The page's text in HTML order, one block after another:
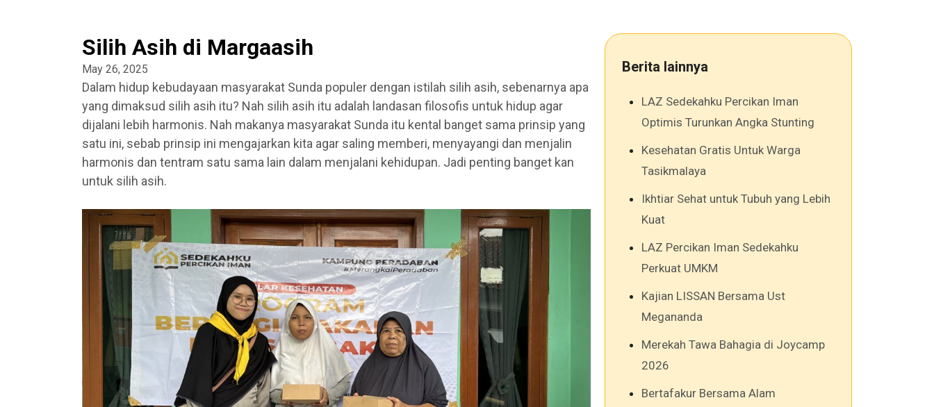
Silih Asih di Margaasih
May 26, 2025
Dalam hidup kebudayaan masyarakat Sunda populer dengan istilah silih asih, sebenarnya apa
yang dimaksud silih asih itu? Nah silih asih itu adalah landasan filosofis untuk hidup agar
dijalani lebih harmonis. Nah makanya masyarakat Sunda itu kental banget sama prinsip yang
satu ini, sebab prinsip ini mengajarkan kita agar saling memberi, menyayangi dan menjalin
harmonis dan tentram satu sama lain dalam menjalani kehidupan. Jadi penting banget kan
untuk silih asih.
Berita lainnya
LAZ Sedekahku Percikan Iman
Optimis Turunkan Angka Stunting
Kesehatan Gratis Untuk Warga
Tasikmalaya
Ikhtiar Sehat untuk Tubuh yang Lebih
Kuat
LAZ Percikan Iman Sedekahku
Perkuat UMKM
Kajian LISSAN Bersama Ust
Megananda
Merekah Tawa Bahagia di Joycamp
2026
Bertafakur Bersama Alam